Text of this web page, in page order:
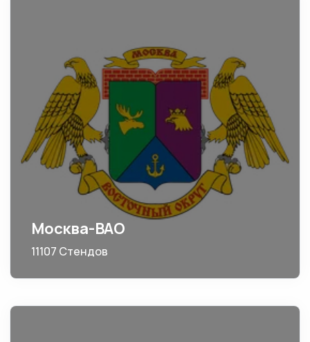
Москва-ВАО
11107 Стендов